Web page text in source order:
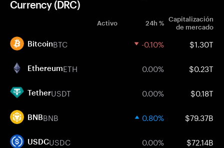
Currency (DRC)
Activo 24h % Capitalización
de mercado
BitcoinBTC -0.10% $1.30T
EthereumETH 0.00% $0.23T
TetherUSDT 0.00% $0.18T
BNBBNB 0.80% $79.37B
USDCUSDC 0.00% $72.14B